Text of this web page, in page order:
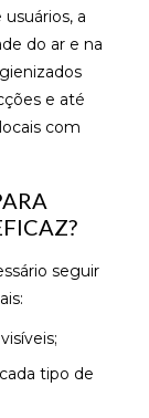
a
do ar e na
e até
com
seguir